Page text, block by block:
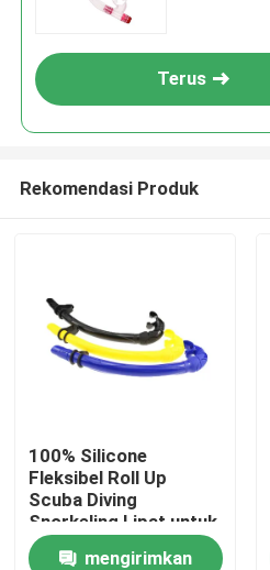
Rumah
Produk
Terus
Rekomendasi Produk
100% Silicone
Fleksibel Roll Up
Scuba Diving
Snorkeling Lipat untuk
Dewasa
mengirimkan